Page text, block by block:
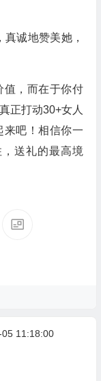
诚地赞美她，
值，而在于你付
正打动30+女人
来吧！相信你一
送礼的最高境
11:18:00